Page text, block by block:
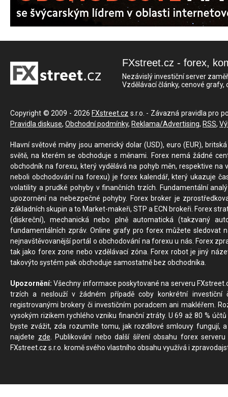
FXstreet.cz - forex,
Nezávislý investiční server
Vzdělávací články, cenové
Copyright © 2009 - 2026 FXstreet.cz s.r.o. - Závazná pravidla pro
Pravidla diskuse, Obchodní podmínky, Reklama/Advertising, RSS,
Hlavní světové měny jsou americký dolar (USD), euro (EUR),
světě, na kterém se obchoduje s měnami. Forex nemá žádné
obchodník na forexu, který vydělává na pohyb měn, respektive
neboli obchodování na forexu) je forex kalendář, který ukazuje
volatility a prudké pohyby v finančních trzích. Fundamentální
upozornění na nebezpečné pohyby. Forex broker je
základních skupin a to Market-makeři, STP a ECN brokeři. Forex
(diskreční), mechanická nebo plně automatická (takzvaný
fundamentálních zpráv. Online grafy pro forex můžete sledovat
nejnavštěvovanější portál o obchodování na forexu u nás. Forex
tak jako forex zone nebo vzdělávací zóna. Forex robot je jiný
takovýto systém pak obchoduje samostatně bez obchodníka.
Upozornění: Všechny informace poskytované na serveru
trzích a neslouží v žádném případě coby konkrétní investiční
registrovanými brokery či investičním poradcem ani makléřem.
vysokým rizikem rychlého vzniku finanční ztráty. U 69 až 80 %
byste zvážit, zda rozumíte tomu, jak rozdílové smlouvy fungují,
najdete zde. Publikování nebo další šíření obsahu forex
FXstreet.cz s.r.o. kromě svého vlastního obsahu využívá i